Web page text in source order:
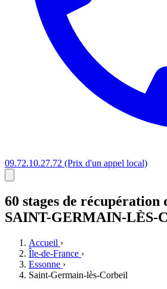
09.72.10.27.72 (Prix d'un appel local)
60 stages de récupération
SAINT-GERMAIN-LÈS-
Accueil ›
Île-de-France ›
Essonne ›
Saint-Germain-lès-Corbeil